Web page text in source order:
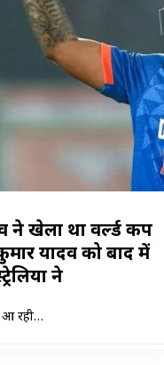
ने खेला था वर्ल्ड कप
यादव को बाद में
ने
आ रही…